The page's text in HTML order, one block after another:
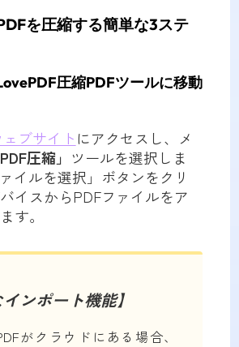
を圧縮する簡単な3ステ
圧縮PDFツールに移動
ブサイトにアクセスし、メ
PDF圧縮」 ツールを選択しま
イルを選択」ボタンをクリ
イスからPDFファイルをア
す。
インポート機能】
がクラウドにある場合、